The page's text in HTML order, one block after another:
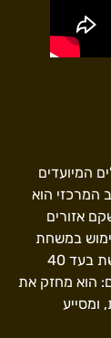
המיועדים
המרכזי הוא
אזורים
במשחת
שיניים המכילה פלואוריד מפחית את הסיכון לעששת בעד 40
הוא מחזק את
ומסייע